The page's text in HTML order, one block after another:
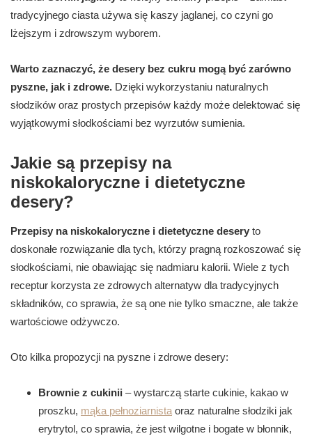
tradycyjnego ciasta używa się kaszy jaglanej, co czyni go
lżejszym i zdrowszym wyborem.
Warto zaznaczyć, że desery bez cukru mogą być zarówno
pyszne, jak i zdrowe. Dzięki wykorzystaniu naturalnych
słodzików oraz prostych przepisów każdy może delektować się
wyjątkowymi słodkościami bez wyrzutów sumienia.
Jakie są przepisy na
niskokaloryczne i dietetyczne
desery?
Przepisy na niskokaloryczne i dietetyczne desery to
doskonałe rozwiązanie dla tych, którzy pragną rozkoszować się
słodkościami, nie obawiając się nadmiaru kalorii. Wiele z tych
receptur korzysta ze zdrowych alternatyw dla tradycyjnych
składników, co sprawia, że są one nie tylko smaczne, ale także
wartościowe odżywczo.
Oto kilka propozycji na pyszne i zdrowe desery:
Brownie z cukinii – wystarczą starte cukinie, kakao w
proszku, mąka pełnoziarnista oraz naturalne słodziki jak
erytrytol, co sprawia, że jest wilgotne i bogate w błonnik,